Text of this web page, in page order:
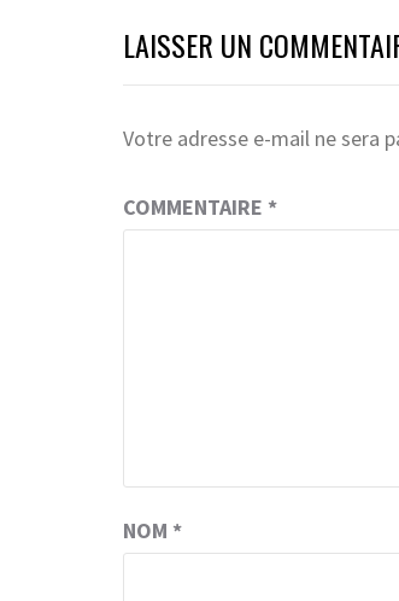
LAISSER UN
Votre adresse e-mail ne sera
COMMENTAIRE *
NOM *